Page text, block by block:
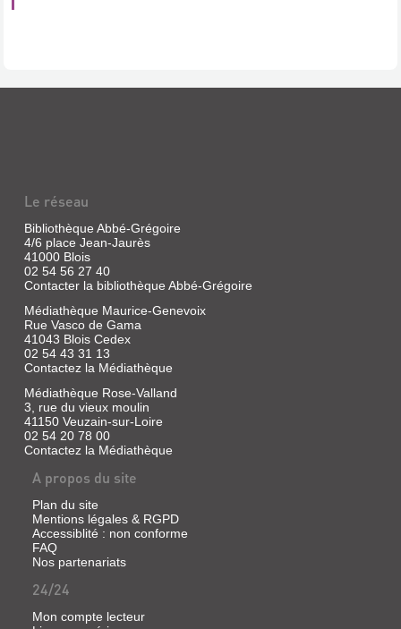
Le réseau
Bibliothèque Abbé-Grégoire
4/6 place Jean-Jaurès
41000 Blois
02 54 56 27 40
Contacter la bibliothèque Abbé-Grégoire
Médiathèque Maurice-Genevoix
Rue Vasco de Gama
41043 Blois Cedex
02 54 43 31 13
Contactez la Médiathèque
Médiathèque Rose-Valland
3, rue du vieux moulin
41150 Veuzain-sur-Loire
02 54 20 78 00
Contactez la Médiathèque
A propos du site
Plan du site
Mentions légales & RGPD
Accessiblité : non conforme
FAQ
Nos partenariats
24/24
Mon compte lecteur